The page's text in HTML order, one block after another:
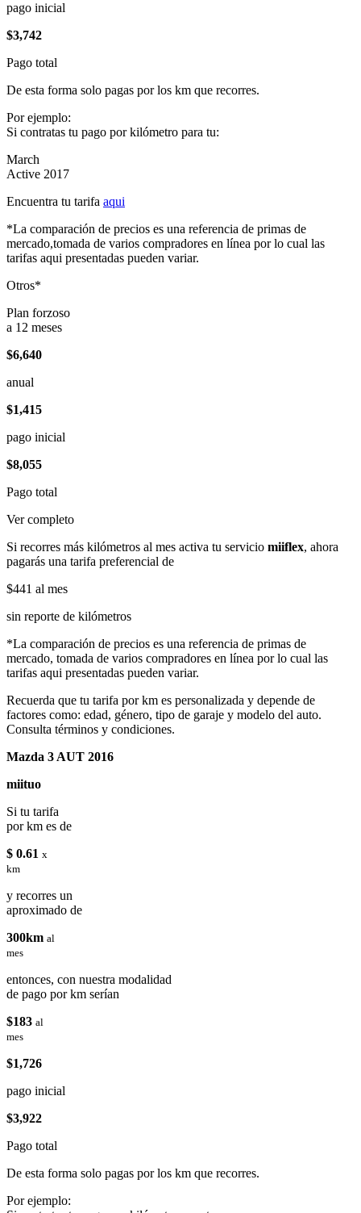
pago inicial
$3,742
Pago total
De esta forma solo pagas por los km que recorres.
Por ejemplo:
Si contratas tu pago por kilómetro para tu:
March
Active 2017
Encuentra tu tarifa aqui
*La comparación de precios es una referencia de primas de
mercado,tomada de varios compradores en línea por lo cual las
tarifas aqui presentadas pueden variar.
Otros*
Plan forzoso
a 12 meses
$6,640
anual
$1,415
pago inicial
$8,055
Pago total
Ver completo
Si recorres más kilómetros al mes activa tu servicio miiflex, ahora
pagarás una tarifa preferencial de
$441 al mes
sin reporte de kilómetros
*La comparación de precios es una referencia de primas de
mercado, tomada de varios compradores en línea por lo cual las
tarifas aqui presentadas pueden variar.
Recuerda que tu tarifa por km es personalizada y depende de
factores como: edad, género, tipo de garaje y modelo del auto.
Consulta términos y condiciones.
Mazda 3 AUT 2016
miituo
Si tu tarifa
por km es de
$ 0.61 x
km
y recorres un
aproximado de
300km al
mes
entonces, con nuestra modalidad
de pago por km serían
$183 al
mes
$1,726
pago inicial
$3,922
Pago total
De esta forma solo pagas por los km que recorres.
Por ejemplo: